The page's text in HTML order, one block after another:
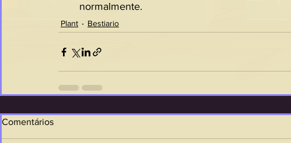
normalmente.
Plant Bestiario
Comentários